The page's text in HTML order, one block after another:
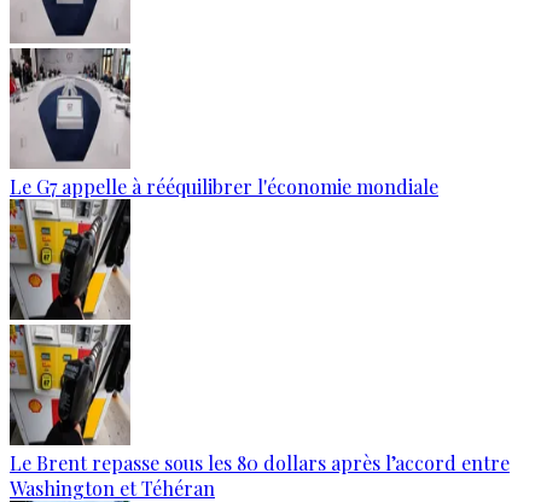
Le G7 appelle à rééquilibrer l'économie mondiale
Le Brent repasse sous les 80 dollars après l’accord entre
Washington et Téhéran